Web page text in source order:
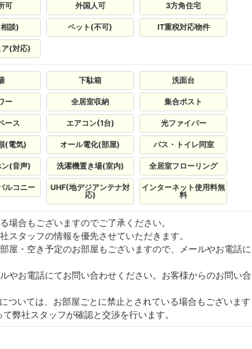
可 外国人可 3方角住宅
談) ペット(不可) IT重税対応物件
ア(対応)
下駄箱 洗面台
ー 全居室収納 集合ポスト
ース エアコン(1台) 光ファイバー
(電気) オール電化(部屋) バス・トイレ同室
ン(音声) 洗濯機置き場(室内) 全居室フローリング
ルコニー UHF(地デジアンテナ対
応)
インターネット使用料無
料
場合もございますのでご了承ください。
スタッフの情報を優先させていただきます。
屋・空き予定のお部屋もございますので、メールやお電話に
やお電話にてお問い合わせください。お客様からのお問い合
ついては、お部屋ごとに禁止とされている場合もございます
弊社スタッフが確認と交渉を行います。